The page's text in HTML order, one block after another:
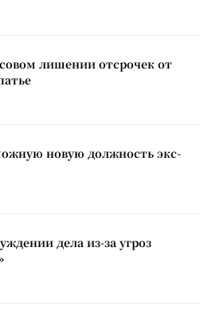
лишении отсрочек от
новую должность экс-
дела из-за угроз